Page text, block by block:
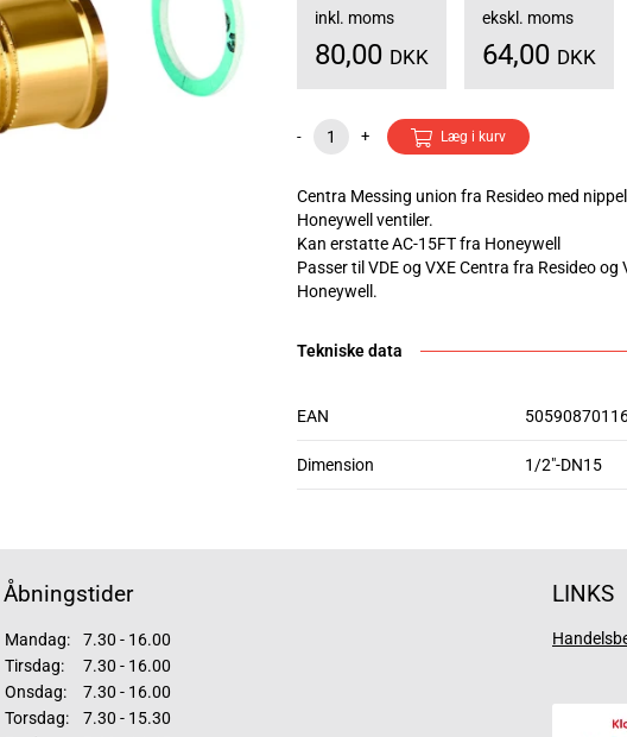
inkl. moms
80,00 DKK
ekskl. moms
64,00 DKK
- + Læg i kurv
Centra Messing union fra Resideo med
Honeywell ventiler.
Kan erstatte AC-15FT fra Honeywell
Passer til VDE og VXE Centra fra Resideo
Honeywell.
Tekniske data
EAN
Dimension 1/2"-DN15
Åbningstider
Mandag:
7.30 - 16.00
Tirsdag:
7.30 - 16.00
Onsdag:
7.30 - 16.00
Torsdag:
7.30 - 15.30
LINKS